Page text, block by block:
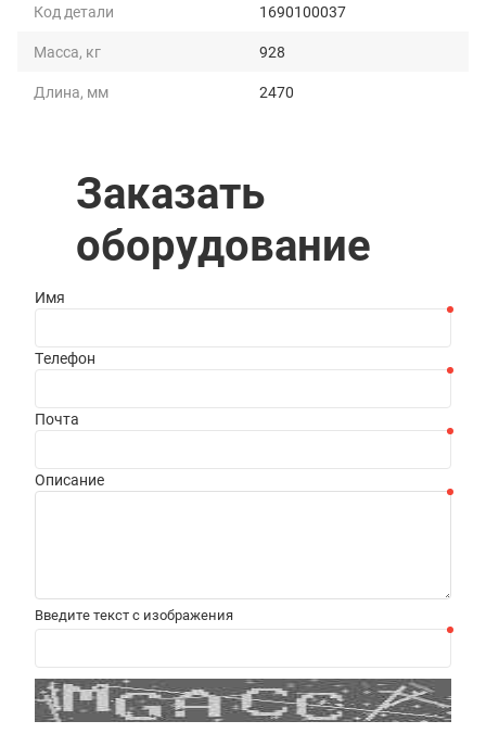
Код детали
1690100037
Масса, кг
928
Длина, мм
2470
Высота, мм
Длина рабочей
поверхности, мм
Заказать
оборудование
Имя
Телефон
Почта
Описание
Введите текст с изображения